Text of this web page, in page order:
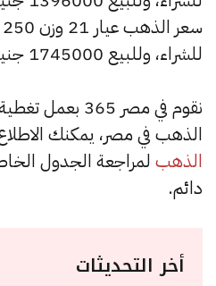
للشراء، وللبيع 1745000 جنيه.
نقوم في مصر 365
الذهب في مصر، يمكنك
الذهب لمراجعة الجدول
دائم.
أخر التحديثات